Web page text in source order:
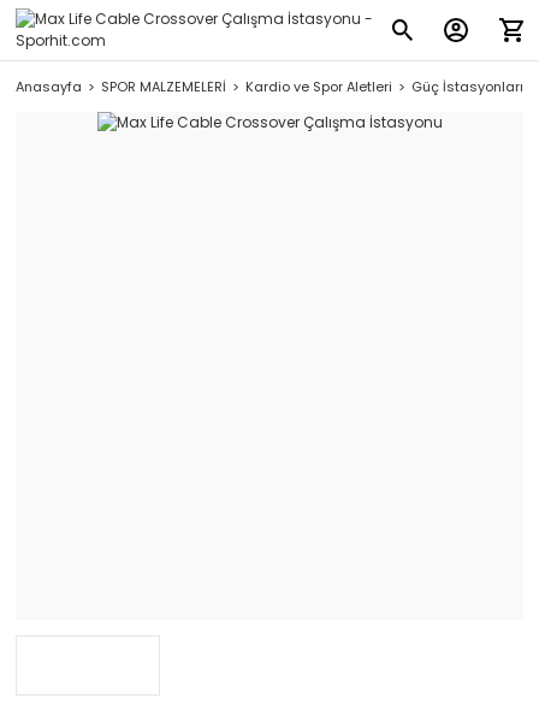
Anasayfa SPOR MALZEMELERİ Kardio ve Spor Aletleri Güç İstasyonları